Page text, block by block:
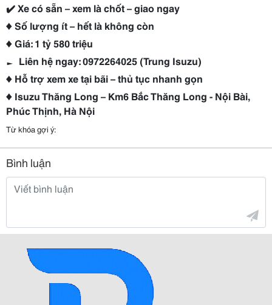
✔️ Xe có sẵn – xem là chốt – giao ngay
♦ Số lượng ít – hết là không còn
♦ Giá: 1 tỷ 580 triệu
► Liên hệ ngay: 0972264025 (Trung Isuzu)
♦ Hỗ trợ xem xe tại bãi – thủ tục nhanh gọn
♦ Isuzu Thăng Long – Km6 Bắc Thăng Long - Nội Bài,
Phúc Thịnh, Hà Nội
Từ khóa gợi ý:
Bình luận